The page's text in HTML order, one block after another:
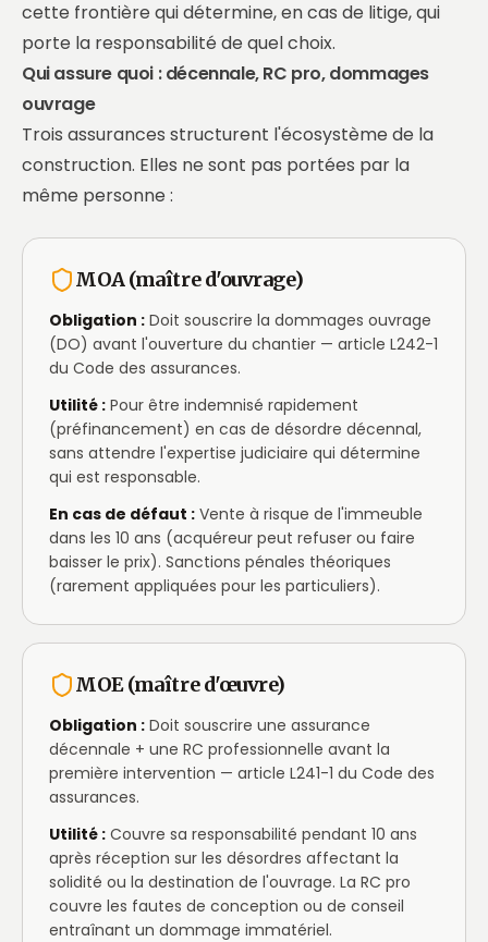
cette frontière qui détermine, en cas de litige, qui
porte la responsabilité de quel choix.
Qui assure quoi : décennale, RC pro, dommages
ouvrage
Trois assurances structurent l'écosystème de la
construction. Elles ne sont pas portées par la
même personne :
MOA (maître d'ouvrage)
Obligation : Doit souscrire la dommages ouvrage
(DO) avant l'ouverture du chantier — article L242-1
du Code des assurances.
Utilité : Pour être indemnisé rapidement
(préfinancement) en cas de désordre décennal,
sans attendre l'expertise judiciaire qui détermine
qui est responsable.
En cas de défaut : Vente à risque de l'immeuble
dans les 10 ans (acquéreur peut refuser ou faire
baisser le prix). Sanctions pénales théoriques
(rarement appliquées pour les particuliers).
MOE (maître d'œuvre)
Obligation : Doit souscrire une assurance
décennale + une RC professionnelle avant la
première intervention — article L241-1 du Code des
assurances.
Utilité : Couvre sa responsabilité pendant 10 ans
après réception sur les désordres affectant la
solidité ou la destination de l'ouvrage. La RC pro
couvre les fautes de conception ou de conseil
entraînant un dommage immatériel.